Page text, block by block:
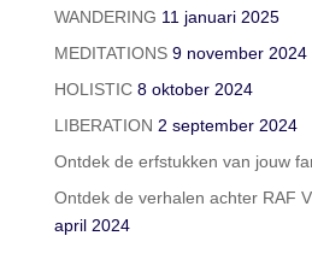
WANDERING 11 januari 2025
MEDITATIONS 9 november 2024
HOLISTIC 8 oktober 2024
LIBERATION 2 september 2024
Ontdek de erfstukken van jouw
Ontdek de verhalen achter RAF
april 2024